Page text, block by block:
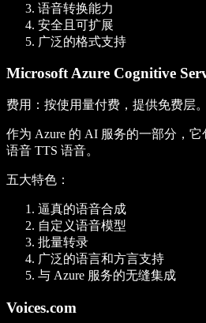
语音转换能力
安全且可扩展
广泛的格式支持
Microsoft Azure Cognitive
费用 ：按使用量付费，提供免费层。
作为 Azure 的 AI 服务的一部分，
语音 TTS 语音。
五大特色 ：
逼真的语音合成
自定义语音模型
批量转录
广泛的语言和方言支持
与 Azure 服务的无缝集成
Voices.com